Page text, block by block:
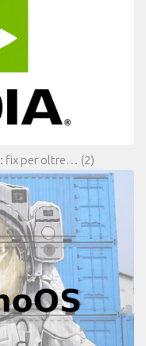
fix per oltre… (2)